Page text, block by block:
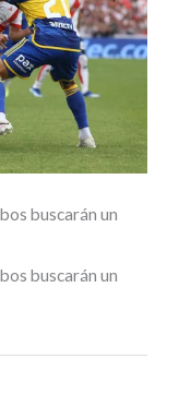
buscarán un
buscarán un